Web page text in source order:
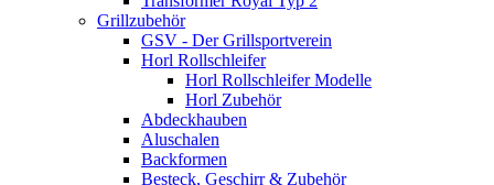
Grillzubehör
GSV - Der Grillsportverein
Horl Rollschleifer
Horl Rollschleifer Modelle
Horl Zubehör
Abdeckhauben
Aluschalen
Backformen
Besteck, Geschirr & Zubehör